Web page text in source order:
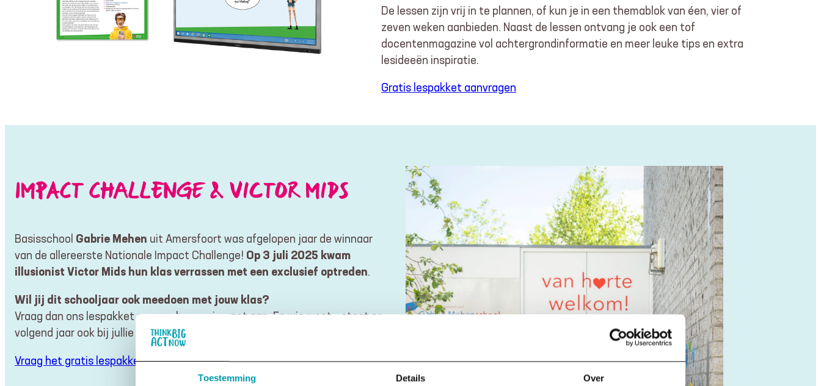
Toestemming Details Over
De lessen zijn vrij in te plannen, of kun je in een themablok van éen, vier of
zeven weken aanbieden. Naast de lessen ontvang je ook een tof
docentenmagazine vol achtergrondinformatie en meer leuke tips en extra
lesideeën inspiratie.
Gratis lespakket aanvragen
IMPACT CHALLENGE & VICTOR MIDS
Basisschool Gabrie Mehen uit Amersfoort was afgelopen jaar de winnaar
van de allereerste Nationale Impact Challenge! Op 3 juli 2025 kwam
illusionist Victor Mids hun klas verrassen met een exclusief optreden.
Wil jij dit schooljaar ook meedoen met jouw klas?
Vraag dan ons lespakket over verborgen impact aan. En wie weet… staat er
volgend jaar ook bij jullie een te gekke show in de klas!
Vraag het gratis lespakket aan